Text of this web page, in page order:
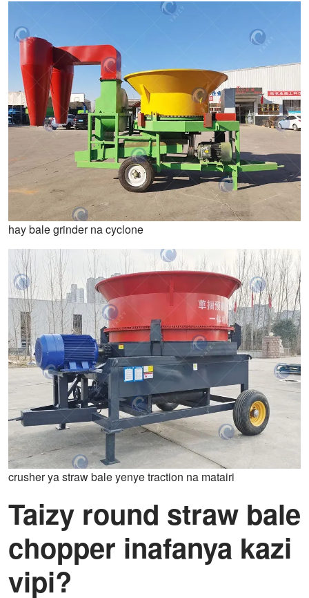
hay bale grinder na cyclone
crusher ya straw bale yenye traction na matairi
Taizy round straw bale
chopper inafanya kazi
vipi?